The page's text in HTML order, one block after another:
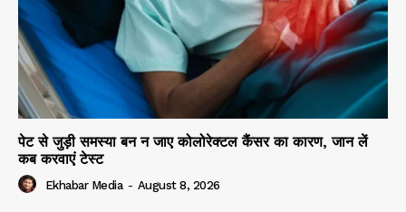
पेट से जुड़ी समस्या बन न जाए कोलोरेक्टल कैंसर का कारण, जान लें
कब करवाएं टेस्ट
Ekhabar Media - August 8, 2026